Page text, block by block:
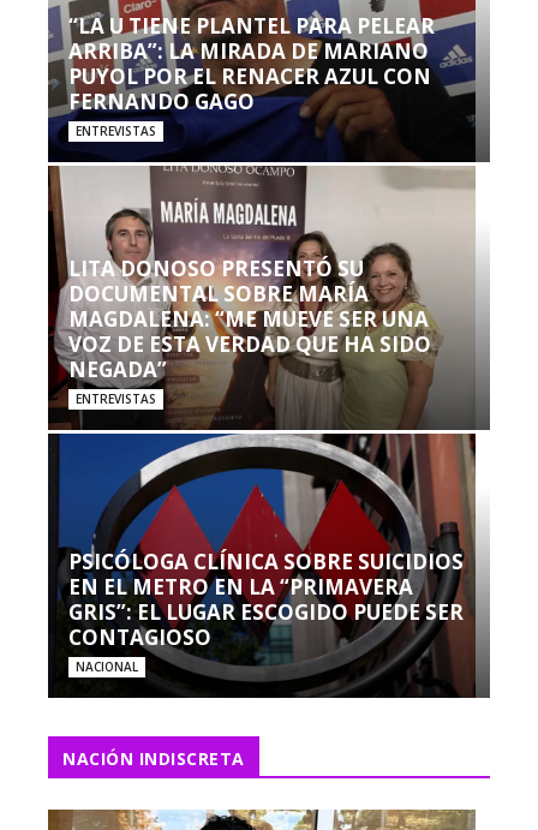
“LA U TIENE PLANTEL PARA PELEAR
ARRIBA”: LA MIRADA DE MARIANO
PUYOL POR EL RENACER AZUL CON
FERNANDO GAGO
ENTREVISTAS
LITA DONOSO PRESENTÓ SU
DOCUMENTAL SOBRE MARÍA
MAGDALENA: “ME MUEVE SER UNA
VOZ DE ESTA VERDAD QUE HA SIDO
NEGADA”
ENTREVISTAS
PSICÓLOGA CLÍNICA SOBRE SUICIDIOS
EN EL METRO EN LA “PRIMAVERA
GRIS”: EL LUGAR ESCOGIDO PUEDE SER
CONTAGIOSO
NACIONAL
NACIÓN INDISCRETA